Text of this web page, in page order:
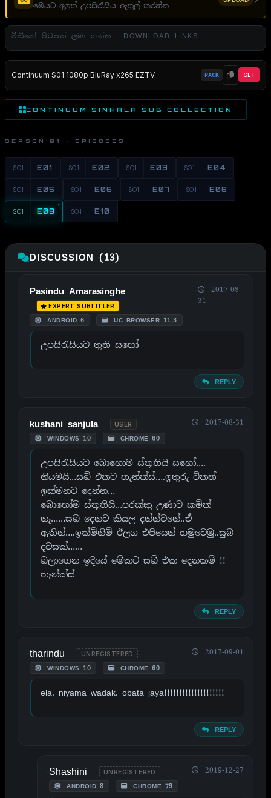
මෙයට අලුත් උපසිරැසිය ඇතුල් කරන්න
වීඩියෝ පිටපත් ලබා ගන්න . DOWNLOAD LINKS
Continuum S01 1080p BluRay x265 EZTV PACK GET
CONTINUUM SINHALA SUB COLLECTION
SEASON 01 · EPISODES
S01 E01 S01 E02 S01 E03 S01 E04
S01 E05 S01 E06 S01 E07 S01 E08
S01 E09 S01 E10
DISCUSSION (13)
Pasindu Amarasinghe
EXPERT SUBTITLER
ANDROID 6 UC BROWSER 11.3
2017-08-
31
උපසිරැසියට තුති සහෝ
REPLY
kushani sanjula USER
WINDOWS 10 CHROME 60
2017-08-31
උපසිරැසියට බොහොම ස්තූතියි සහෝ….
නියමයි…සබ් එකට තැන්ක්ස්….ඉතුරු ටිකත්
ඉක්මනට දෙන්න…
බොහෝම ස්තූතියි…පරක්කු උණාට කම්ක්
නෑ……සබ දෙනව කියල දන්න්වනේ..ඒ
ඇතින්….ඉක්ම්නිම් ඊලග එපියෙන් හමුවෙමු..සුබ
දවසක්……
බලාගෙන ඉදියේ මේකට සබ් එක දෙනකම් !!
තැන්ක්ස්
REPLY
tharindu UNREGISTERED
WINDOWS 10 CHROME 60
2017-09-01
ela. niyama wadak. obata jaya!!!!!!!!!!!!!!!!!!!!
REPLY
Shashini UNREGISTERED
ANDROID 8 CHROME 79
2019-12-27